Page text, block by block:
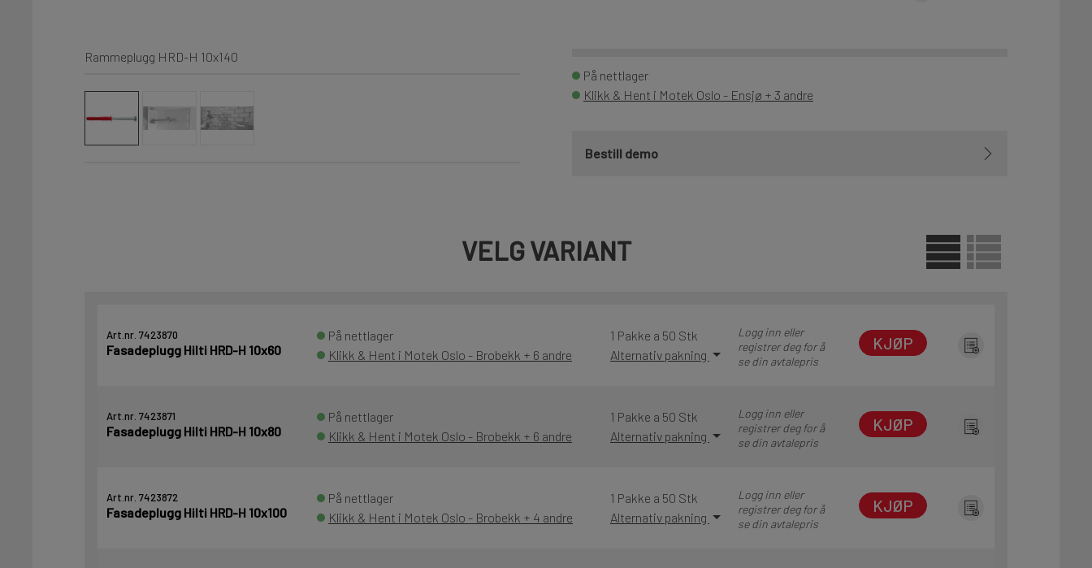
Rammeplugg HRD-H 10x140
På nettlager
Klikk & Hent i Motek Oslo - Ensjø + 3 andre
Bestill demo
VELG VARIANT
Art.nr. 7423870
Fasadeplugg Hilti HRD-H 10x60
På nettlager
Klikk & Hent i Motek Oslo - Brobekk + 6 andre
1 Pakke a 50 Stk
Alternativ pakning
Logg inn eller
registrer deg for å
se din avtalepris
KJØP
Art.nr. 7423871
Fasadeplugg Hilti HRD-H 10x80
På nettlager
Klikk & Hent i Motek Oslo - Brobekk + 6 andre
1 Pakke a 50 Stk
Alternativ pakning
Logg inn eller
registrer deg for å
se din avtalepris
KJØP
Art.nr. 7423872
Fasadeplugg Hilti HRD-H 10x100
På nettlager
Klikk & Hent i Motek Oslo - Brobekk + 4 andre
1 Pakke a 50 Stk
Alternativ pakning
Logg inn eller
registrer deg for å
se din avtalepris
KJØP